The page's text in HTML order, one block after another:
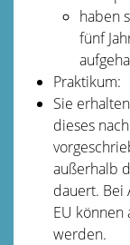
haben
fünf
Praktikum:
Sie
dieses
außerhalb
dauert. Bei
EU können
werden.